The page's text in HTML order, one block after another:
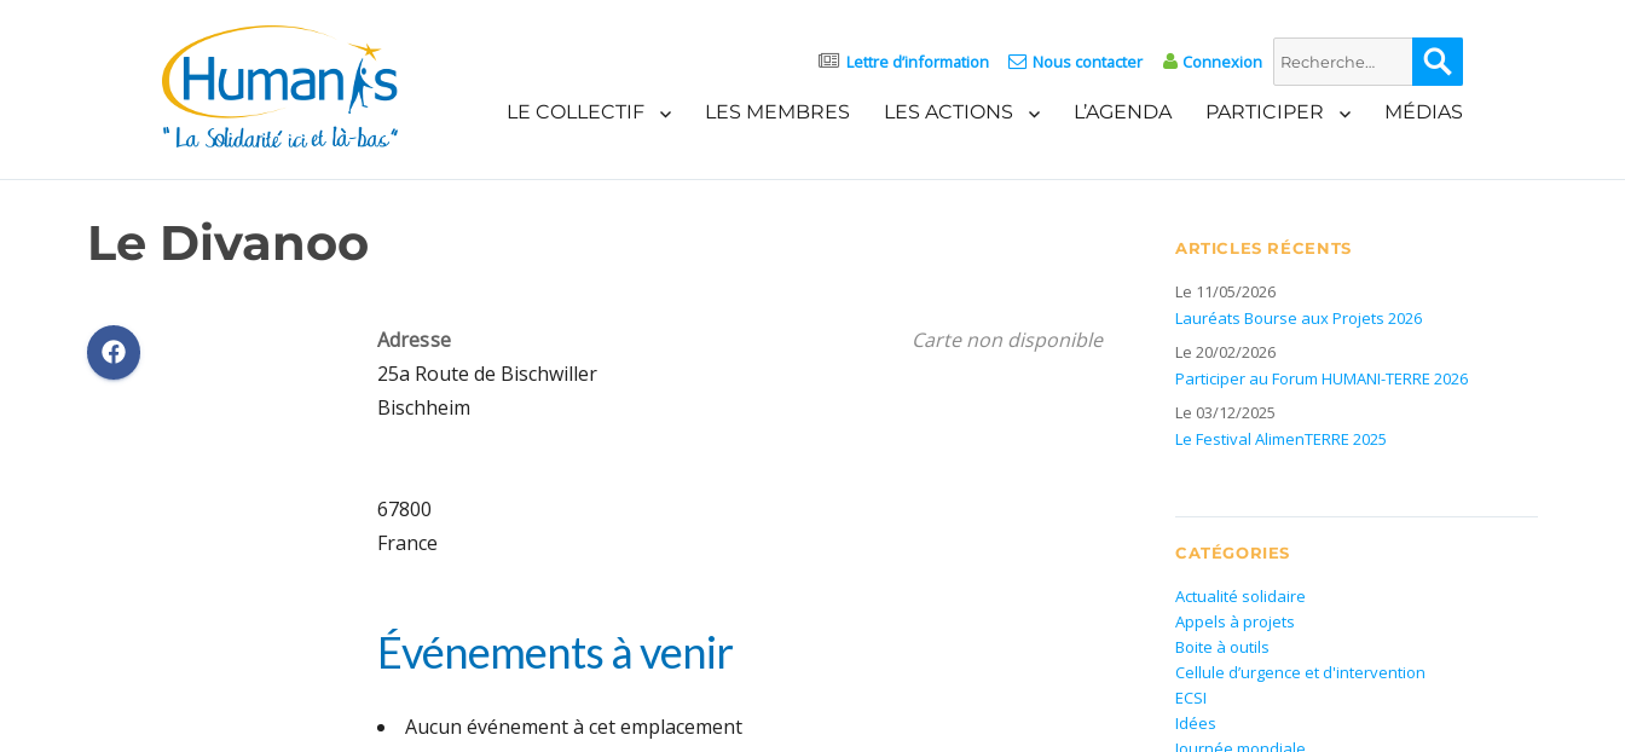
Lettre d’information Nous contacter Connexion
Recherche
pour :
LE COLLECTIF LES MEMBRES LES ACTIONS L’AGENDA PARTICIPER MÉDIAS
Le Divanoo
Carte non disponible
Adresse
25a Route de Bischwiller
Bischheim
67800
France
Événements à venir
Aucun événement à cet emplacement
ARTICLES RÉCENTS
Le 11/05/2026
Lauréats Bourse aux Projets 2026
Le 20/02/2026
Participer au Forum HUMANI-TERRE 2026
Le 03/12/2025
Le Festival AlimenTERRE 2025
CATÉGORIES
Actualité solidaire
Appels à projets
Boite à outils
Cellule d’urgence et d'intervention
ECSI
Idées